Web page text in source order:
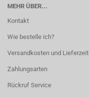
MEHR ÜBER...
Kontakt
Wie bestelle ich?
Versandkosten und Lieferzeit
Zahlungsarten
Rückruf Service